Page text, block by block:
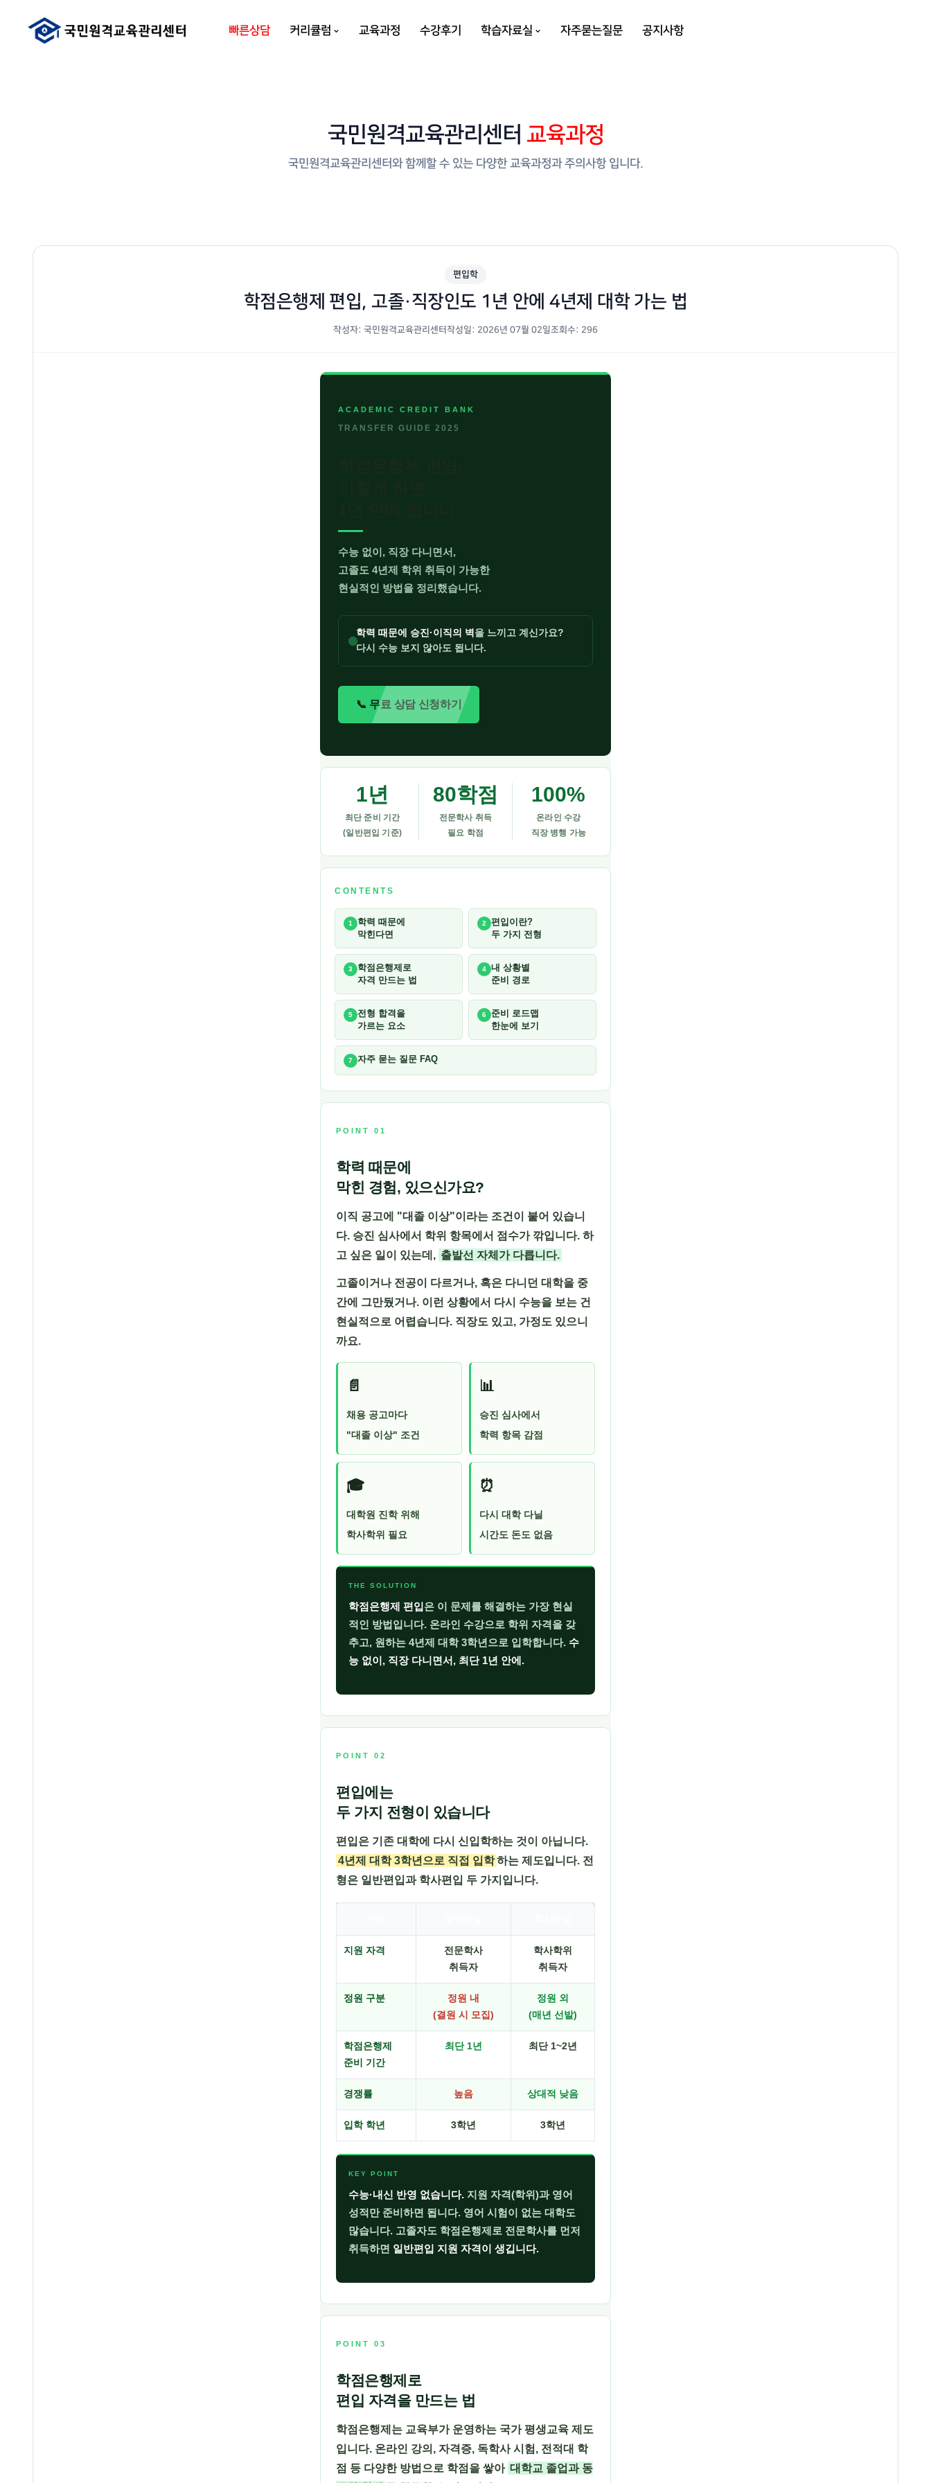
빠른상담 커리큘럼 교육과정 수강후기 학습자료실 자주묻는질문 공지사항
국민원격교육관리센터 교육과정
국민원격교육관리센터와 함께할 수 있는 다양한 교육과정과 주의사항 입니다.
편입학
학점은행제 편입, 고졸·직장인도 1년 안에 4년제 대학 가는 법
작성자: 국민원격교육관리센터 작성일: 2026년 07월 02일조회수: 296
제
취
득
하
방
과
건
정
리
ACADEMIC CREDIT BANK
TRANSFER GUIDE 2025
수능 없이, 직장 다니면서,
고졸도 4년제 학위 취득이 가능한
현실적인 방법을 정리했습니다.
학력 때문에 승진·이직의 벽 을 느끼고 계신가요?
다시 수능 보지 않아도 됩니다.
📞 무료 상담 신청하기
1년
최단 준비 기간
(일반편입 기준)
80학점
전문학사 취득
필요 학점
100%
온라인 수강
직장 병행 가능
CONTENTS
1
학력 때문에
막힌다면
2
편입이란?
두 가지 전형
3
학점은행제로
자격 만드는 법
4
내 상황별
준비 경로
5
전형 합격을
가르는 요소
6
준비 로드맵
한눈에 보기
7 자주 묻는 질문 FAQ
POINT 01
학력 때문에
막힌 경험, 있으신가요?
이직 공고에 "대졸 이상"이라는 조건이 붙어 있습니
다. 승진 심사에서 학위 항목에서 점수가 깎입니다. 하
고 싶은 일이 있는데, 출발선 자체가 다릅니다.
고졸이거나 전공이 다르거나, 혹은 다니던 대학을 중
간에 그만뒀거나. 이런 상황에서 다시 수능을 보는 건
현실적으로 어렵습니다. 직장도 있고, 가정도 있으니
까요.
📄
채용 공고마다
"대졸 이상" 조건
📊
승진 심사에서
학력 항목 감점
🎓
대학원 진학 위해
학사학위 필요
⏰
다시 대학 다닐
시간도 돈도 없음
THE SOLUTION
학점은행제 편입은 이 문제를 해결하는 가장 현실
적인 방법입니다. 온라인 수강으로 학위 자격을 갖
추고, 원하는 4년제 대학 3학년으로 입학합니다. 수
능 없이, 직장 다니면서, 최단 1년 안에.
POINT 02
편입에는
두 가지 전형이 있습니다
편입은 기존 대학에 다시 신입학하는 것이 아닙니다.
4년제 대학 3학년으로 직접 입학하는 제도입니다. 전
형은 일반편입과 학사편입 두 가지입니다.
지원 자격
전문학사
취득자
학사학위
취득자
정원 구분
정원 내
(결원 시 모집)
정원 외
(매년 선발)
학점은행제
준비 기간
최단 1년 최단 1~2년
경쟁률 높음 상대적 낮음
입학 학년 3학년 3학년
KEY POINT
수능·내신 반영 없습니다. 지원 자격(학위)과 영어
성적만 준비하면 됩니다. 영어 시험이 없는 대학도
많습니다. 고졸자도 학점은행제로 전문학사를 먼저
취득하면 일반편입 지원 자격이 생깁니다.
POINT 03
학점은행제로
편입 자격을 만드는 법
학점은행제는 교육부가 운영하는 국가 평생교육 제도
입니다. 온라인 강의, 자격증, 독학사 시험, 전적대 학
점 등 다양한 방법으로 학점을 쌓아 대학교 졸업과 동